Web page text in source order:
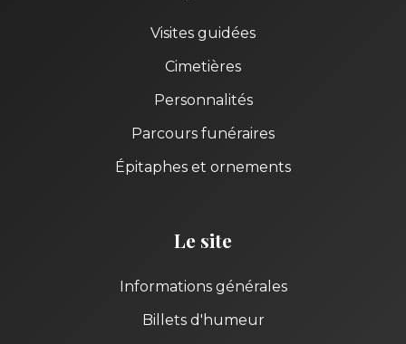
Visites guidées
Cimetières
Personnalités
Parcours funéraires
Épitaphes et ornements
Le site
Informations générales
Billets d'humeur